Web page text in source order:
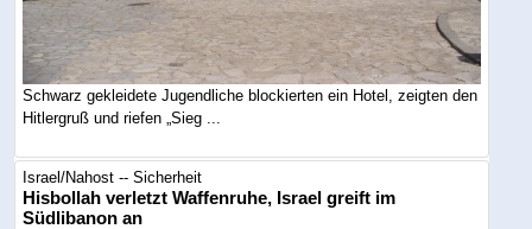
Schwarz gekleidete Jugendliche blockierten ein Hotel, zeigten den
Hitlergruß und riefen „Sieg ...
Israel/Nahost -- Sicherheit
Hisbollah verletzt Waffenruhe, Israel greift im
Südlibanon an